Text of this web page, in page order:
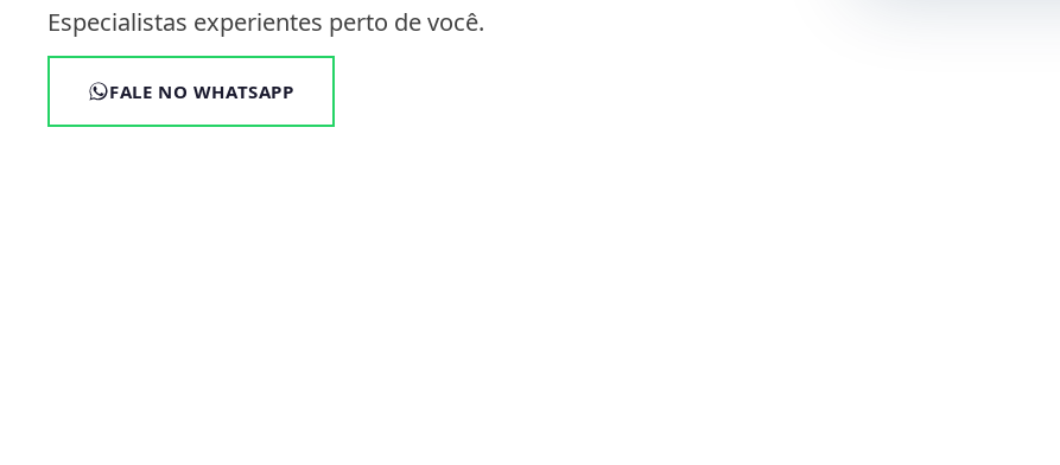
Especialistas experientes perto de você.
FALE NO WHATSAPP